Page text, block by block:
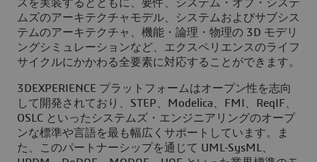
スを実装するとともに、要件、システム・オブ・システ
ムズのアーキテクチャモデル、システムおよびサブシス
テムのアーキテクチャ、機能・論理・物理の 3D モデリ
ングシミュレーションなど、エクスペリエンスのライフ
サイクルにかかわる全要素に対応することができます。
3DEXPERIENCE プラットフォームはオープン性を志向
して開発されており、STEP、Modelica、FMI、ReqIF、
OSLC といったシステムズ・エンジニアリングのオープ
ンな標準や言語を最も幅広くサポートしています。ま
た、このパートナーシップを通じて UML-SysML、